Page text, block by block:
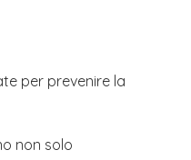
per prevenire la
non solo